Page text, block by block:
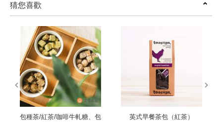
猜您喜歡
包種茶/紅茶/咖啡牛軋糖、包
英式早餐茶包（紅茶）
prev